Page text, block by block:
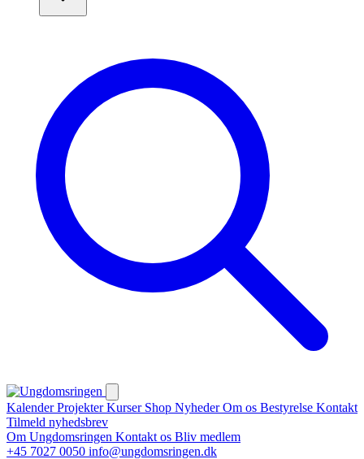
KalenderProjekterKurser Shop NyhederOm os Bestyrelse Kontakt
Tilmeld nyhedsbrev
Om Ungdomsringen Kontakt os Bliv medlem
+45 7027 0050 info@ungdomsringen.dk